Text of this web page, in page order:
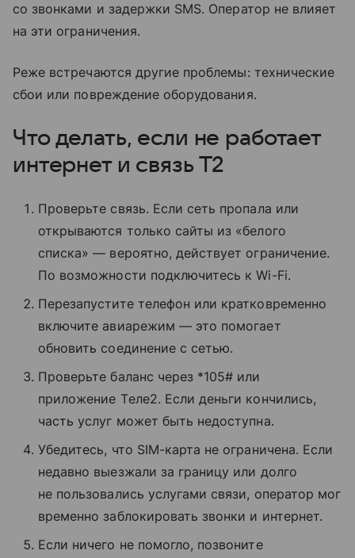
со звонками и задержки SMS. Оператор не влияет
на эти ограничения.
Реже встречаются другие проблемы: технические
сбои или повреждение оборудования.
Что делать, если не работает
интернет и связь T2
Проверьте связь. Если сеть пропала или
открываются только сайты из «белого
списка» — вероятно, действует ограничение.
По возможности подключитесь к Wi-Fi.
Перезапустите телефон или кратковременно
включите авиарежим — это помогает
обновить соединение с сетью.
Проверьте баланс через *105# или
приложение Tеле2. Если деньги кончились,
часть услуг может быть недоступна.
Убедитесь, что SIM-карта не ограничена. Если
недавно выезжали за границу или долго
не пользовались услугами связи, оператор мог
временно заблокировать звонки и интернет.
Если ничего не помогло, позвоните